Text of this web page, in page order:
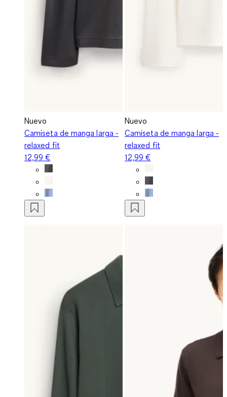
Nuevo
Camiseta de manga larga -
relaxed fit
12,99 €
Nuevo
Camiseta de manga larga -
relaxed fit
12,99 €